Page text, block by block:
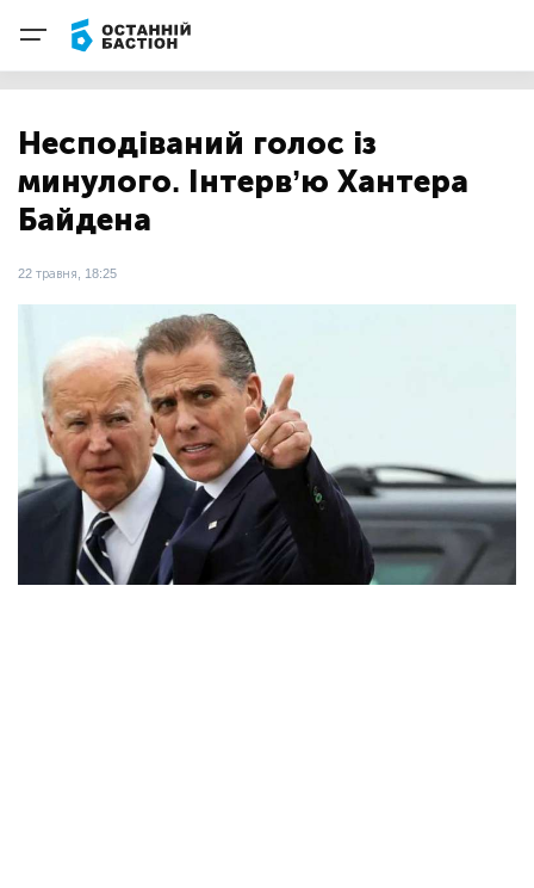
Несподіваний голос із
минулого. Інтерв’ю Хантера
Байдена
22 травня, 18:25